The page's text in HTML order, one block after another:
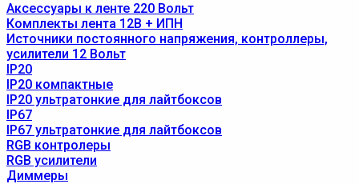
Аксессуары к ленте 220 Вольт
Комплекты лента 12В + ИПН
Источники постоянного напряжения, контроллеры,
усилители 12 Вольт
IP20
IP20 компактные
IP20 ультратонкие для лайтбоксов
IP67
IP67 ультратонкие для лайтбоксов
RGB контролеры
RGB усилители
Диммеры